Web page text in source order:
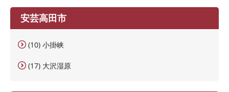
安芸高田市
(10) 小掛峡
(17) 大沢湿原